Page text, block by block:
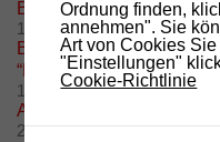
Beginn Amateurfunkkurs
15. September @ 20:00 -
Besuch des
“Marcello Ceccarelli”
19. September @ 10:00-
Amateurfunkprüfung 2026
26. November @ 10:00-
Ordnung finden,
annehmen". Sie
Art von Cookies
"Einstellungen"
Cookie-Richtlinie